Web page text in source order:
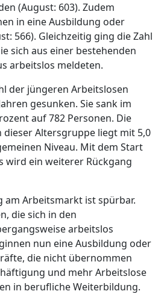
(August: 603). Zudem
in eine Ausbildung oder
566). Gleichzeitig ging die Zahl
sich aus einer bestehenden
arbeitslos meldeten.
der jüngeren Arbeitslosen
gesunken. Sie sank im
auf 782 Personen. Die
Altersgruppe liegt mit 5,0
Niveau. Mit dem Start
wird ein weiterer Rückgang
am Arbeitsmarkt ist spürbar.
die sich in den
arbeitslos
nun eine Ausbildung oder
die nicht übernommen
und mehr Arbeitslose
in berufliche Weiterbildung.